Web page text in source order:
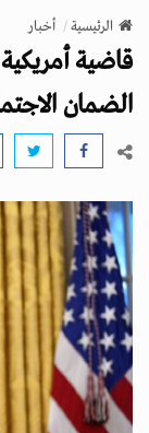
v
i
g
a
n
الرئيسية أخبار
قاضية
الضمان